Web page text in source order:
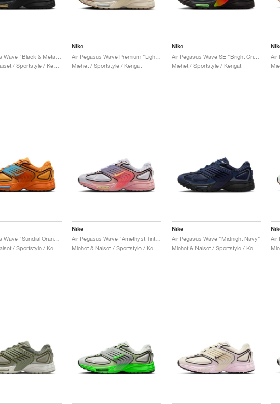
Nike
Air Pegasus Wave Premium "Light Orewood Brown & Ashen Slate"
Miehet / Sportstyle / Kengät
Nike
Air Pegasus Wave SE "Bright Crimson & Green Strike"
Miehet / Sportstyle / Kengät
Nike
Air Pegasus Wave "Amethyst Tint & Magic Ember"
Miehet & Naiset / Sportstyle / Kengät
Nike
Air Pegasus Wave "Midnight Navy"
Miehet & Naiset / Sportstyle / Kengät